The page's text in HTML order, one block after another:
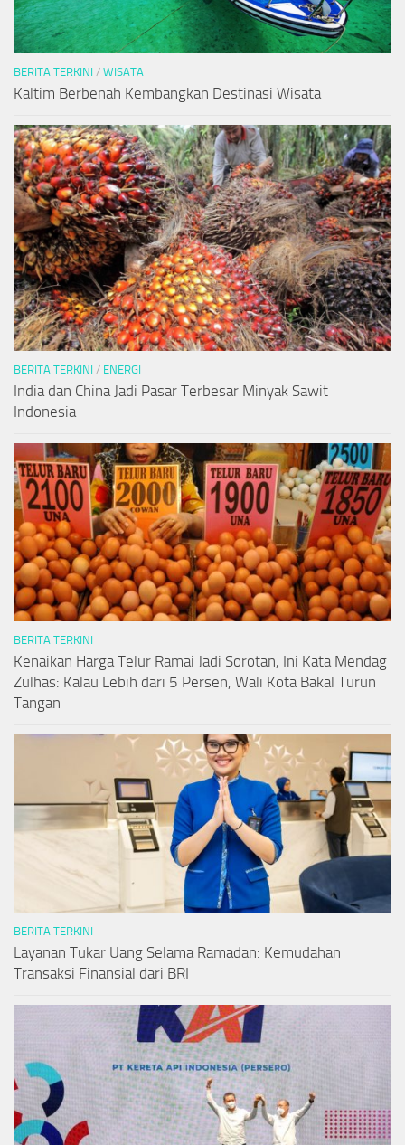
BERITA TERKINI / WISATA
Kaltim Berbenah Kembangkan Destinasi Wisata
BERITA TERKINI / ENERGI
India dan China Jadi Pasar Terbesar Minyak Sawit
Indonesia
BERITA TERKINI
Kenaikan Harga Telur Ramai Jadi Sorotan, Ini Kata Mendag
Zulhas: Kalau Lebih dari 5 Persen, Wali Kota Bakal Turun
Tangan
BERITA TERKINI
Layanan Tukar Uang Selama Ramadan: Kemudahan
Transaksi Finansial dari BRI